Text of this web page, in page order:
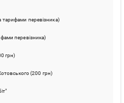
перевізника)
перевізника)
грн)
(200 грн)